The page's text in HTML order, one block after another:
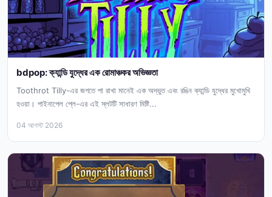
bdpop: ক্যান্ডি যুদ্ধের এক রোমাঞ্চকর অভিজ্ঞতা
Toothrot Tilly-এর জগতে পা রাখা মানেই এক অদ্ভুত এবং রঙিন ক্যান্ডি যুদ্ধের মুখোমুখি
হওয়া। পাইনাপেল প্লে-এর এই স্লটটি সাধারণ মিষ্টি...
04 আগস্ট 2026